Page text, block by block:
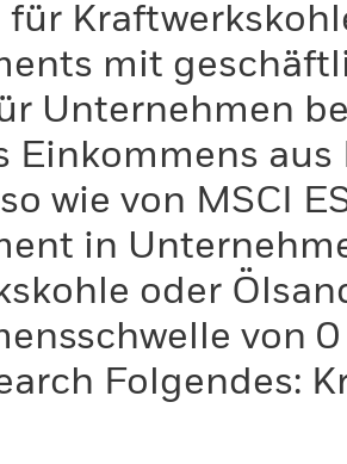
für
mit
Unternehmen
Einkommens
wie von MSCI
in
oder
von
Folgendes: